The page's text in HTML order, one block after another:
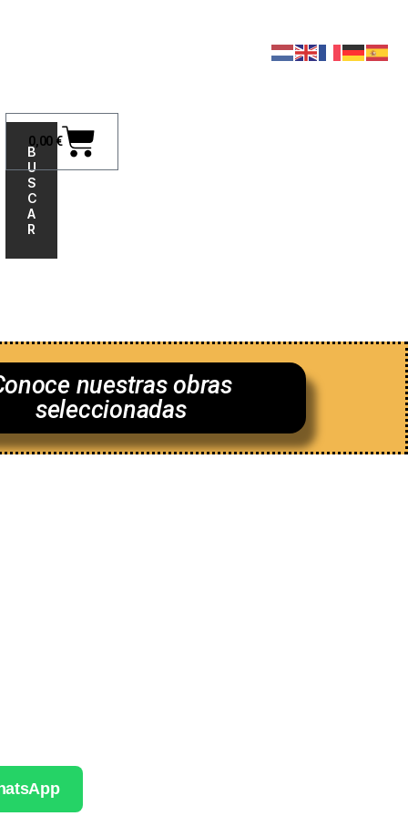
0,00 €
B
U
S
C
A
R
nuestras obras
seleccionadas